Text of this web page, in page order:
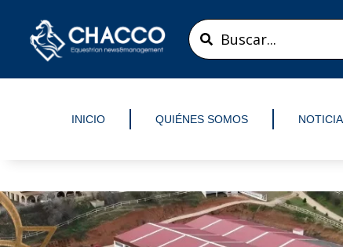
contenido
Search
...
INICIO QUIÉNES SOMOS